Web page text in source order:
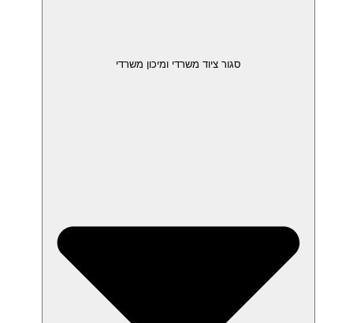
סגור ציוד משרדי ומיכון משרדי